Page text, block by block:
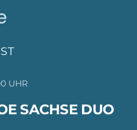
SACHSE DUO